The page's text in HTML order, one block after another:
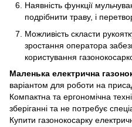
Наявність функції
подрібнити траву, і
Можливість скласти
зростання оператора
користування
Маленька електрична
варіантом для роботи на
Компактна та ергономічна
зберіганні та не потребує
Купити газонокосарку